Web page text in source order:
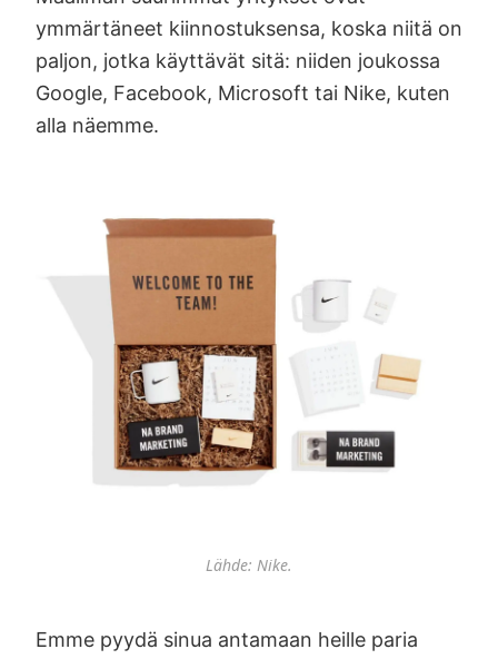
ymmärtäneet kiinnostuksensa, koska niitä on
paljon, jotka käyttävät sitä: niiden joukossa
Google, Facebook, Microsoft tai Nike, kuten
alla näemme.
Lähde: Nike.
Emme pyydä sinua antamaan heille paria